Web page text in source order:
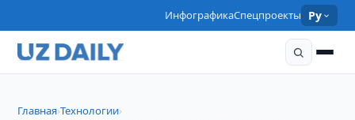
ИнфографикаСпецпроекты Ру
Главная›Технологии›